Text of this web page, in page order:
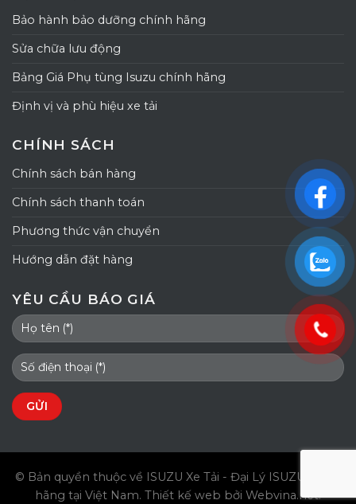
Bảo hành bảo dưỡng chính hãng
Sửa chữa lưu động
Bảng Giá Phụ tùng Isuzu chính hãng
Định vị và phù hiệu xe tải
CHÍNH SÁCH
Chính sách bán hàng
Chính sách thanh toán
Phương thức vận chuyển
Hướng dẫn đặt hàng
YÊU CẦU BÁO GIÁ
© Bản quyền thuộc về ISUZU Xe Tải - Đại Lý ISUZU chính
hãng tại Việt Nam. Thiết kế web bởi Webvina.net.